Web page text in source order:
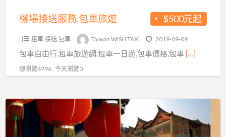
$500元起
機場接送服務,包車旅遊
租車,接送,包車 Taiwan WISH TAXI 2019-09-09
包車自由行,包車旅遊網,包車一日遊,包車價格,包車 […]
總瀏覽4796 , 今天瀏覽0
WISH
計